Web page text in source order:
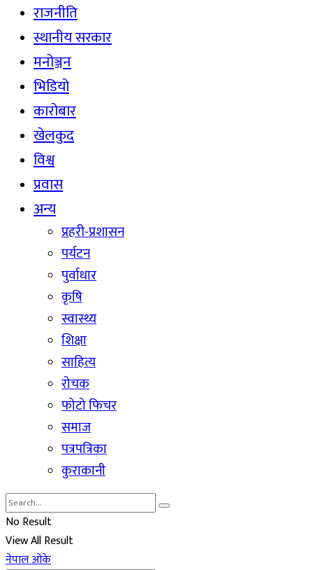
राजनीति
स्थानीय सरकार
मनोञ्जन
भिडियो
कारोबार
खेलकुद
विश्व
प्रवास
अन्य
प्रहरी-प्रशासन
पर्यटन
पुर्वाधार
कृषि
स्वास्थ्य
शिक्षा
साहित्य
रोचक
फोटो फिचर
समाज
पत्रपत्रिका
कुराकानी
No Result
View All Result
नेपाल ओके